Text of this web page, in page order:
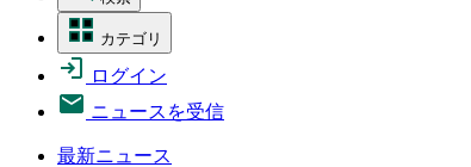
カテゴリ
ログイン
ニュースを受信
最新ニュース